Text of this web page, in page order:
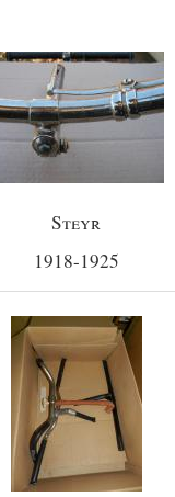
Steyr
1918-1925